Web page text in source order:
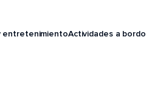
entretenimientoActividades a bordo